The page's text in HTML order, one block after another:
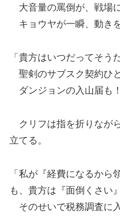
大音量の罵倒が、戦場
キョウヤが一瞬、動き
「貴方はいつだってそう
聖剣のサブスク契約ひ
ダンジョンの入山届も
クリフは指を折りなが
立てる。
「私が『経費になるから
も、貴方は『面倒くさい
そのせいで税務調査に